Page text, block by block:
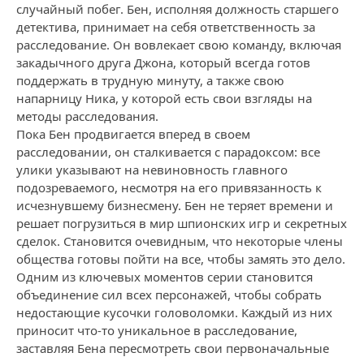
случайный побег. Бен, исполняя должность старшего
детектива, принимает на себя ответственность за
расследование. Он вовлекает свою команду, включая
закадычного друга Джона, который всегда готов
поддержать в трудную минуту, а также свою
напарницу Ника, у которой есть свои взгляды на
методы расследования.
Пока Бен продвигается вперед в своем
расследовании, он сталкивается с парадоксом: все
улики указывают на невиновность главного
подозреваемого, несмотря на его привязанность к
исчезнувшему бизнесмену. Бен не теряет времени и
решает погрузиться в мир шпионских игр и секретных
сделок. Становится очевидным, что некоторые члены
общества готовы пойти на все, чтобы замять это дело.
Одним из ключевых моментов серии становится
объединение сил всех персонажей, чтобы собрать
недостающие кусочки головоломки. Каждый из них
приносит что-то уникальное в расследование,
заставляя Бена пересмотреть свои первоначальные